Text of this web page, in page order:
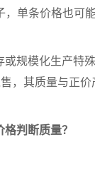
单条价格也可
规模化生产特
，其质量与正
判断质量？